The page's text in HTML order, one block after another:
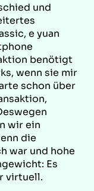
und
e yuan
benötigt
wenn sie mir
schon über
wir ein
die
war und hohe
Es
virtuell.